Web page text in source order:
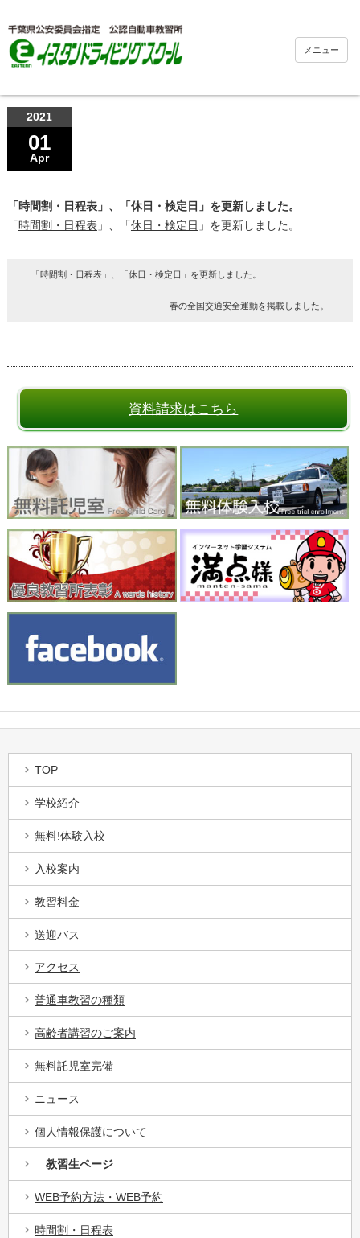
メニュー
2021
01
Apr
「時間割・日程表」、「休日・検定日」を更新しました。
「時間割・日程表 」、「休日・検定日 」を更新しました。
「時間割・日程表」、「休日・検定日」を更新しました。
春の全国交通安全運動を掲載しました。
資料請求はこちら
TOP
学校紹介
無料!体験入校
入校案内
教習料金
送迎バス
アクセス
普通車教習の種類
高齢者講習のご案内
無料託児室完備
ニュース
個人情報保護について
教習生ページ
WEB予約方法・WEB予約
時間割・日程表